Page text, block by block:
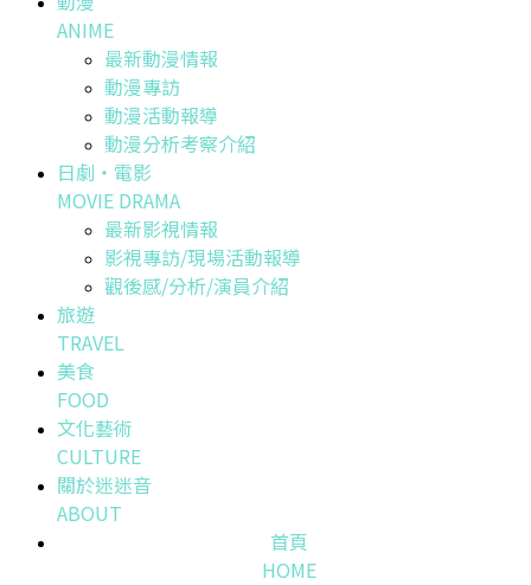
ANIME
最新動漫情報
動漫專訪
動漫活動報導
動漫分析考察介紹
日劇・電影
MOVIE DRAMA
最新影視情報
影視專訪/現場活動報導
觀後感/分析/演員介紹
旅遊
TRAVEL
美食
FOOD
文化藝術
CULTURE
關於迷迷音
ABOUT
首頁
HOME